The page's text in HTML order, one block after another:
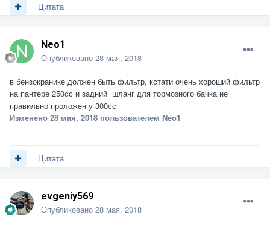
Цитата
Neo1
Опубликовано 28 мая, 2018
в бензокранике должен быть фильтр, кстати очень хороший фильтр
на пантере 250сс и задний шланг для тормозного бачка не
правильно проложен у 300сс
Изменено 28 мая, 2018 пользователем Neo1
Цитата
evgeniy569
Опубликовано 28 мая, 2018